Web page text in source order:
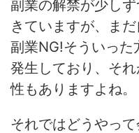
副業の解禁が少し
きていますが、ま
副業NG!そういった
発生しており、そ
性もありますよね。
それではどうやっ